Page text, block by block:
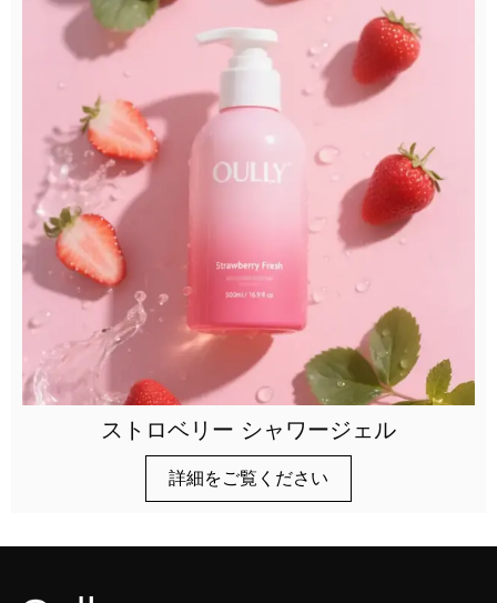
ストロベリー シャワージェル
詳細をご覧ください